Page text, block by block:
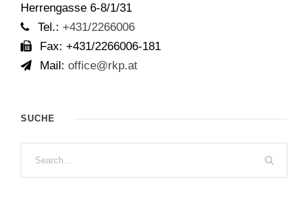
Herrengasse 6-8/1/31
Tel.: +431/2266006
Fax: +431/2266006-181
Mail: office@rkp.at
SUCHE